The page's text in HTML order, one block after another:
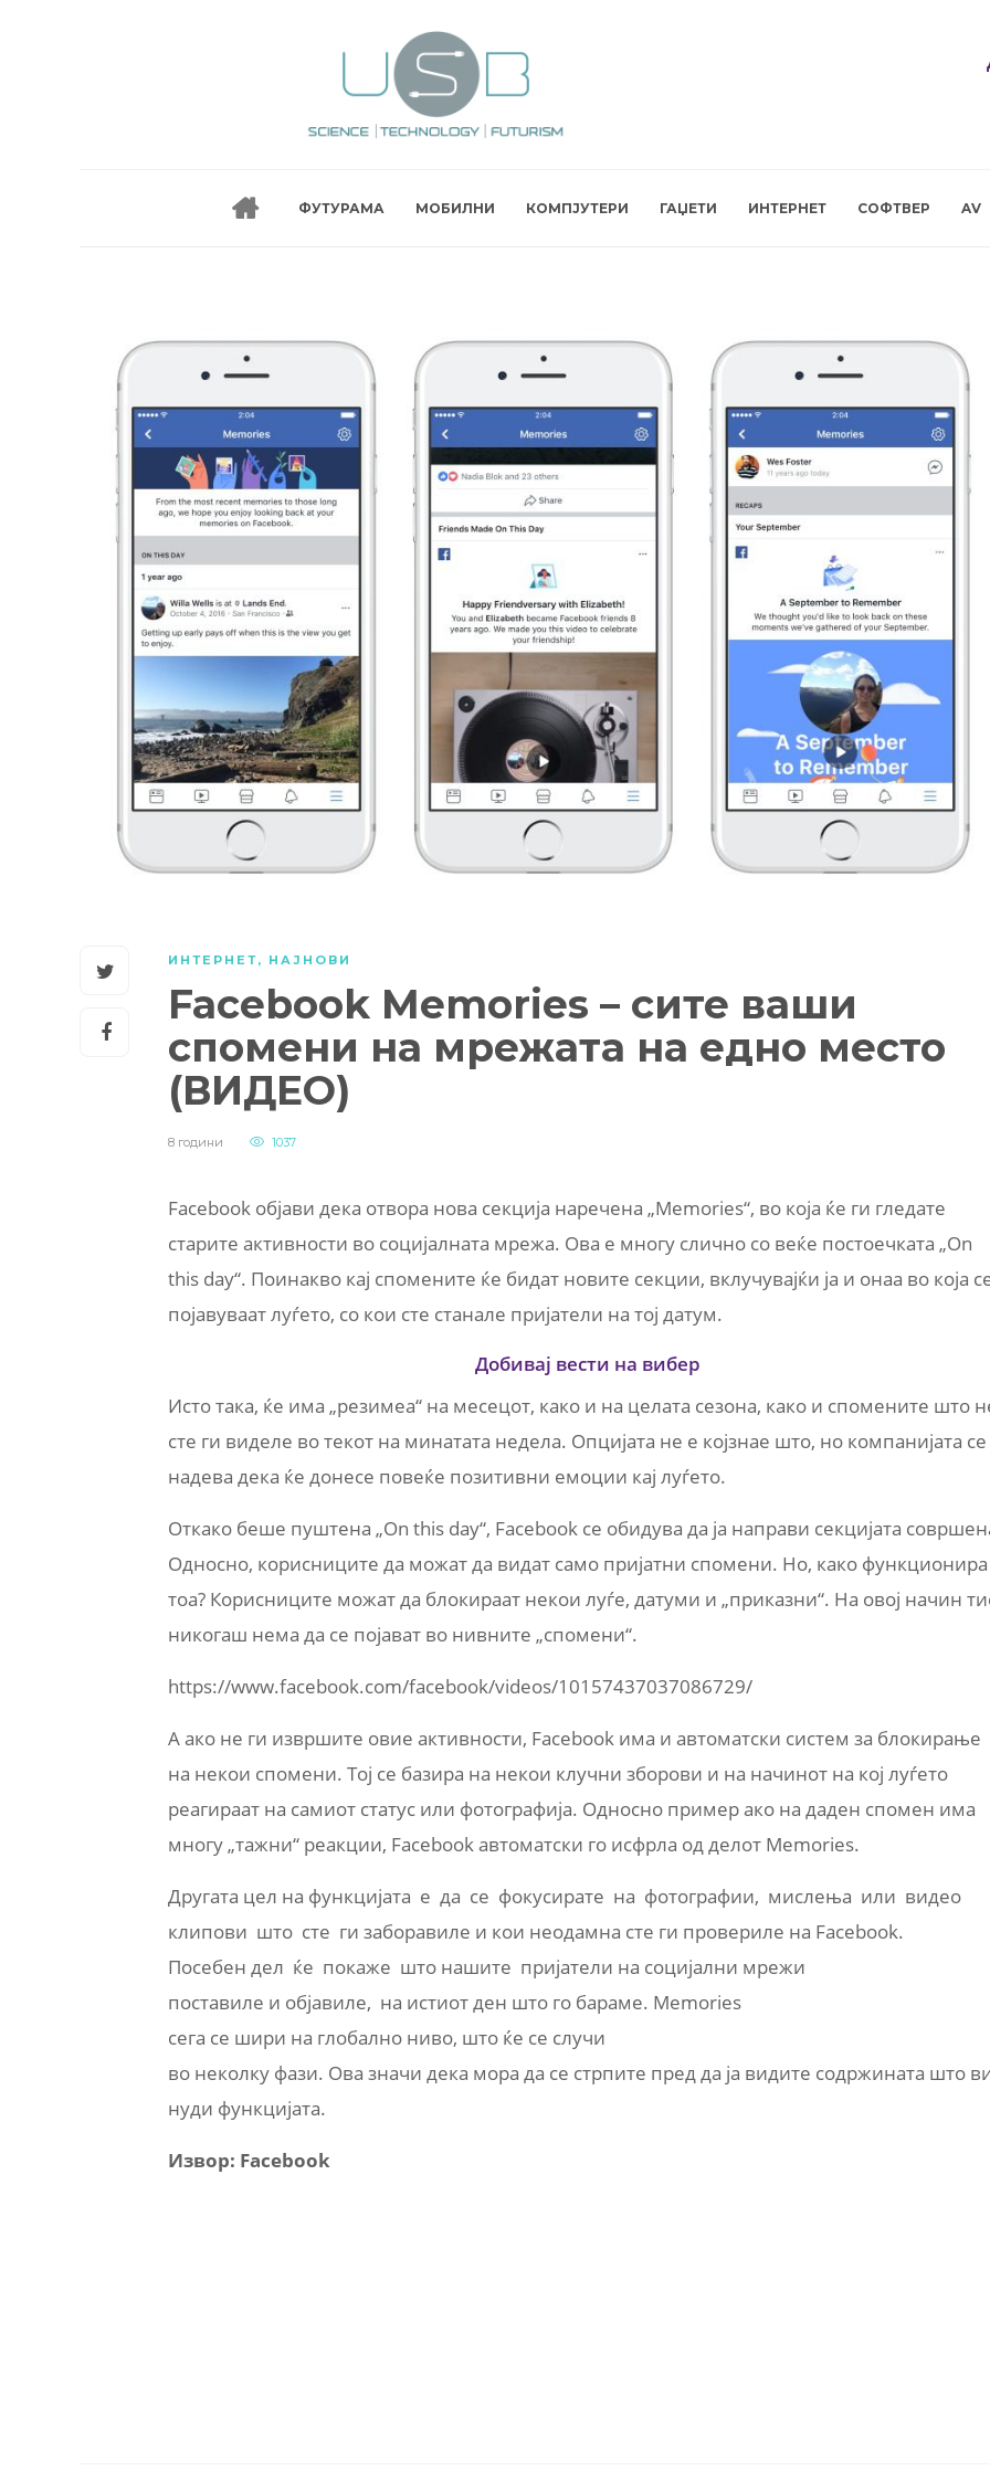
ФУТУРАМА МОБИЛНИ КОМПЈУТЕРИ ГАЏЕТИ ИНТЕРНЕТ СОФТВЕР AV
ИНТЕРНЕТ, НАЈНОВИ
Facebook Memories – сите ваши
спомени на мрежата на едно место
(ВИДЕО)
8 години 1037
Facebook објави дека отвора нова секција наречена „Memories“, во која ќе ги гледате
старите активности во социјалната мрежа. Ова е многу слично со веќе постоечката „On
this day“. Поинакво кај спомените ќе бидат новите секции, вклучувајќи ја и онаа во која
појавуваат луѓето, со кои сте станале пријатели на тој датум.
Добивај вести на вибер
Исто така, ќе има „резимеа“ на месецот, како и на целата сезона, како и спомените што
сте ги виделе во текот на минатата недела. Опцијата не е којзнае што, но компанијата се
надева дека ќе донесе повеќе позитивни емоции кај луѓето.
Откако беше пуштена „On this day“, Facebook се обидува да ја направи секцијата
Односно, корисниците да можат да видат само пријатни спомени. Но, како функционира
тоа? Корисниците можат да блокираат некои луѓе, датуми и „приказни“. На овој начин
никогаш нема да се појават во нивните „спомени“.
https://www.facebook.com/facebook/videos/10157437037086729/
А ако не ги извршите овие активности, Facebook има и автоматски систем за блокирање
на некои спомени. Тој се базира на некои клучни зборови и на начинот на кој луѓето
реагираат на самиот статус или фотографија. Односно пример ако на даден спомен има
многу „тажни“ реакции, Facebook автоматски го исфрла од делот Memories.
Другата цел на функцијата е да се фокусирате на фотографии, мислења или видео
клипови што сте ги заборавиле и кои неодамна сте ги провериле на Facebook.
Посебен дел ќе покаже што нашите пријатели на социјални мрежи
поставиле и објавиле, на истиот ден што го бараме. Memories
сега се шири на глобално ниво, што ќе се случи
во неколку фази. Ова значи дека мора да се стрпите пред да ја видите содржината што
нуди функцијата.
Извор: Facebook